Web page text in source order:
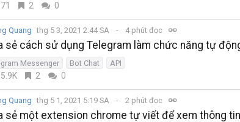
2 0
Quang thg 5 3, 2021 2:44 SA 4 phút đọc
sẻ cách sử dụng Telegram làm chức năng tự
Messenger Bot Chat API
2 0
Quang thg 5 1, 2021 5:19 SA 2 phút đọc
sẻ một extension chrome tự viết để xem thông